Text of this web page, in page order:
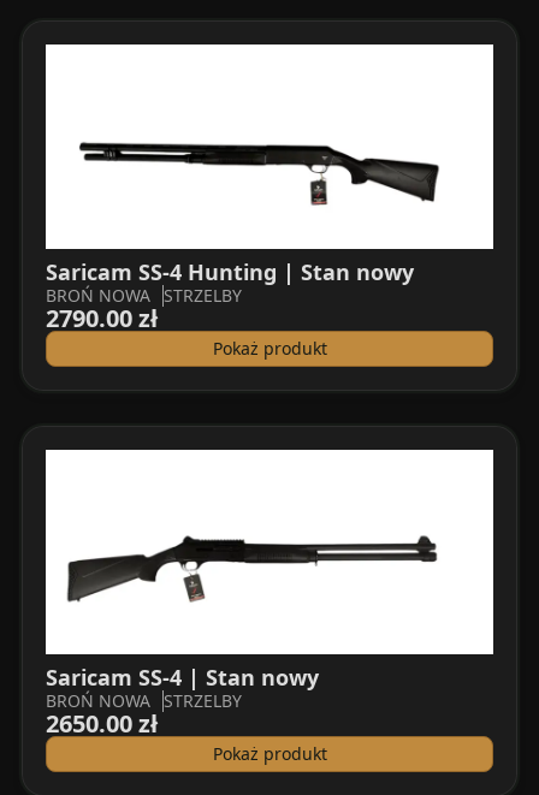
Saricam SS-4 Hunting | Stan nowy
BROŃ NOWA STRZELBY
2790.00 zł
Pokaż produkt
Saricam SS-4 | Stan nowy
BROŃ NOWA STRZELBY
2650.00 zł
Pokaż produkt